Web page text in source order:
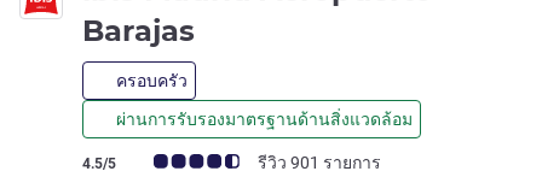
Barajas
ครอบครัว
ผ่านการรับรองมาตรฐานด้านสิ่งแวดล้อม
คะแนนความคิดเห็นจากแขก (เรทติ้งบน ALL)
4.5/5 รีวิว 901 รายการ